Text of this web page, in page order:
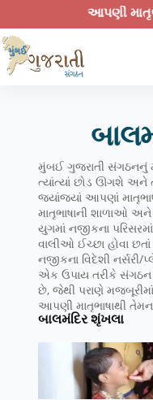
આપણી
મુંબઈ ગુજરાતી સંગઠનનું
ત્યાંત્યાં છોડ ઊગશે અને
જ્યાંજ્યાં આપણાં
માતૃભાષાની શાળાઓ
યુગમાં નજીકના
વાલીઓ ઈચ્છા હોવા
નજીકના વિદેશી
એક ઉપાય તરીકે સંગઠન
છે, જેથી પરાણે
આપણી માતૃભાષાથી
બાલમંદિર શૃંખલા